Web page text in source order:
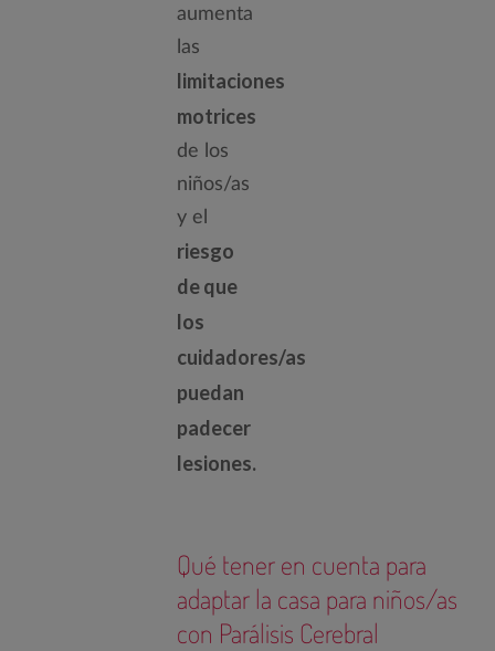
aumenta
las
limitaciones
motrices
de los
niños/as
y el
riesgo
de que
los
cuidadores/as
puedan
padecer
lesiones.
Qué tener en cuenta para
adaptar la casa para niños/as
con Parálisis Cerebral